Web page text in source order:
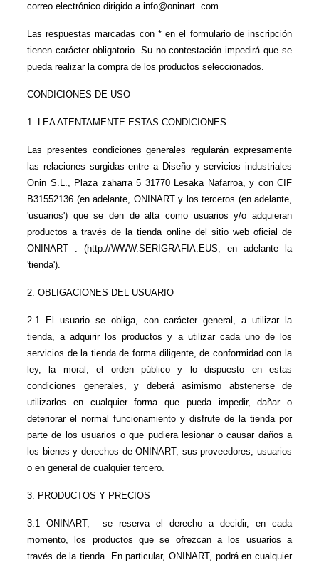
correo electrónico dirigido a info@oninart..com
Las respuestas marcadas con * en el formulario de inscripción
tienen carácter obligatorio. Su no contestación impedirá que se
pueda realizar la compra de los productos seleccionados.
CONDICIONES DE USO
1. LEA ATENTAMENTE ESTAS CONDICIONES
Las presentes condiciones generales regularán expresamente
las relaciones surgidas entre a Diseño y servicios industriales
Onin S.L., Plaza zaharra 5 31770 Lesaka Nafarroa, y con CIF
B31552136 (en adelante, ONINART y los terceros (en adelante,
'usuarios') que se den de alta como usuarios y/o adquieran
productos a través de la tienda online del sitio web oficial de
ONINART . (http://WWW.SERIGRAFIA.EUS, en adelante la
'tienda').
2. OBLIGACIONES DEL USUARIO
2.1 El usuario se obliga, con carácter general, a utilizar la
tienda, a adquirir los productos y a utilizar cada uno de los
servicios de la tienda de forma diligente, de conformidad con la
ley, la moral, el orden público y lo dispuesto en estas
condiciones generales, y deberá asimismo abstenerse de
utilizarlos en cualquier forma que pueda impedir, dañar o
deteriorar el normal funcionamiento y disfrute de la tienda por
parte de los usuarios o que pudiera lesionar o causar daños a
los bienes y derechos de ONINART, sus proveedores, usuarios
o en general de cualquier tercero.
3. PRODUCTOS Y PRECIOS
3.1 ONINART,  se reserva el derecho a decidir, en cada
momento, los productos que se ofrezcan a los usuarios a
través de la tienda. En particular, ONINART, podrá en cualquier